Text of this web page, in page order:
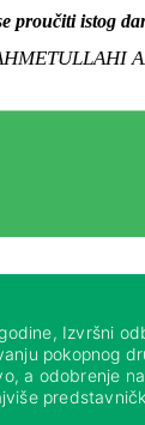
proučiti istog
Izvršni
pokopnog
a odobrenje